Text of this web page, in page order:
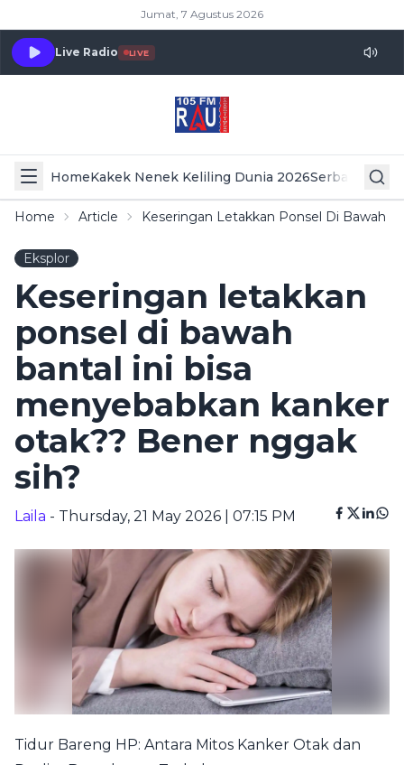
Jumat, 7 Agustus 2026
Live Radio LIVE
HomeKakek Nenek Keliling Dunia 2026Serba Serbi
Home Article Keseringan Letakkan Ponsel Di Bawah
Eksplor
Keseringan letakkan
ponsel di bawah
bantal ini bisa
menyebabkan kanker
otak?? Bener nggak
sih?
Laila - Thursday, 21 May 2026 | 07:15 PM
Tidur Bareng HP: Antara Mitos Kanker Otak dan